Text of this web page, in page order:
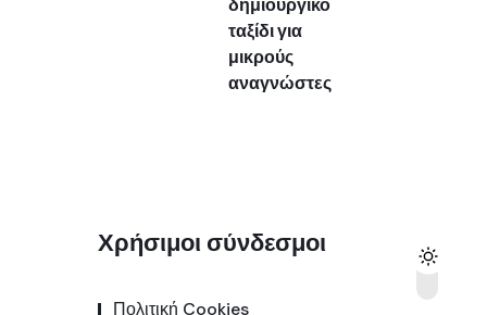
ταξίδι για
μικρούς
αναγνώστες
Χρήσιμοι σύνδεσμοι
Πολιτική Cookies